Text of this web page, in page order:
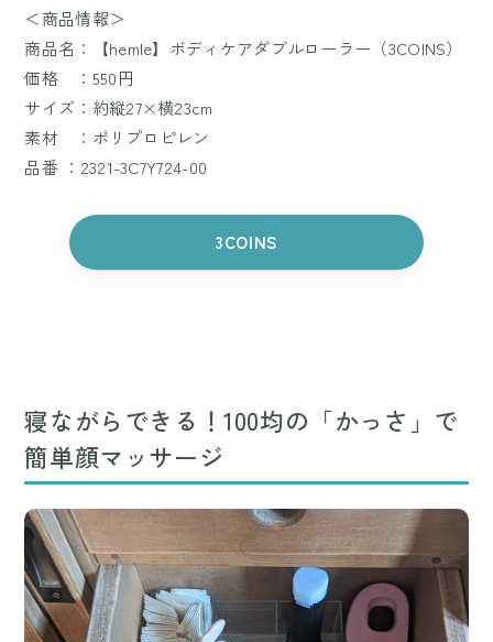
＜商品情報＞
商品名：【hemle】ボディケアダブルローラー（3COINS）
価格 ：550円
サイズ：約縦27×横23cm
素材 ：ポリプロピレン
品番 ：2321-3C7Y724-00
3COINS
寝ながらできる！100均の「かっさ」で
簡単顔マッサージ